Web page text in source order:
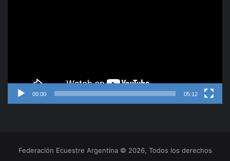
00:00 05:12
Federación Ecuestre Argentina © 2026, Todos los derechos